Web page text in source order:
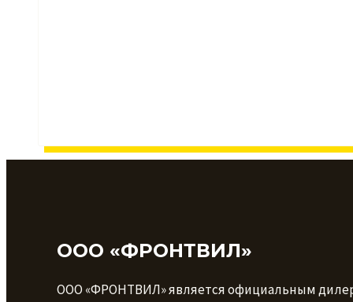
ООО «ФРОНТВИЛ»
ООО «ФРОНТВИЛ» является официальным